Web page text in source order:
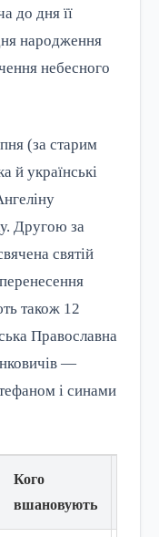
до дня її
народження
небесного
(за старим
й українські
Другою за
святій
також 12
Православна
—
і синами
Кого
вшановують